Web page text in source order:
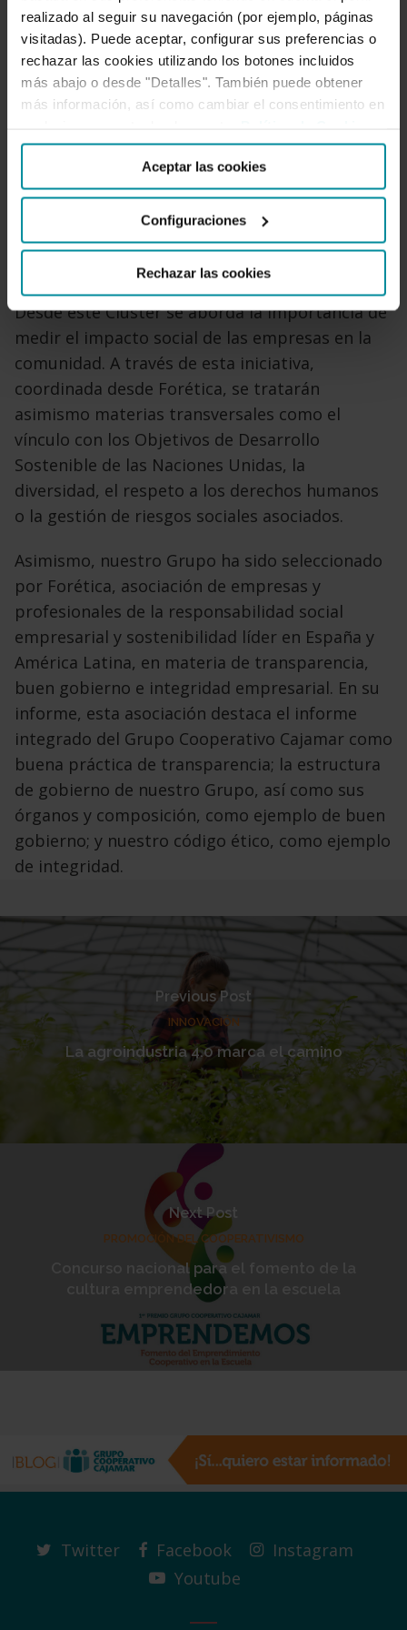
realizado al seguir su navegación (por ejemplo, páginas
visitadas). Puede aceptar, configurar sus preferencias o
rechazar las cookies utilizando los botones incluidos
más abajo o desde "Detalles". También puede obtener
más información, así como cambiar el consentimiento en
Aceptar las cookies
Configuraciones
Rechazar las cookies
Forética acaba de poner en marcha el
Desde este Clúster se aborda la importancia de
medir el impacto social de las empresas en la
comunidad. A través de esta iniciativa,
coordinada desde Forética, se tratarán
asimismo materias transversales como el
vínculo con los Objetivos de Desarrollo
Sostenible de las Naciones Unidas, la
diversidad, el respeto a los derechos humanos
o la gestión de riesgos sociales asociados.
Asimismo, nuestro Grupo ha sido seleccionado
por Forética, asociación de empresas y
profesionales de la responsabilidad social
empresarial y sostenibilidad líder en España y
América Latina, en materia de transparencia,
buen gobierno e integridad empresarial. En su
informe, esta asociación destaca el informe
integrado del Grupo Cooperativo Cajamar como
buena práctica de transparencia; la estructura
de gobierno de nuestro Grupo, así como sus
órganos y composición, como ejemplo de buen
gobierno; y nuestro código ético, como ejemplo
de integridad.
Previous Post
INNOVACIÓN
La agroindustria 4.0 marca el camino
Next Post
PROMOCIÓN DEL COOPERATIVISMO
Concurso nacional para el fomento de la
cultura emprendedora en la escuela
Twitter Facebook
Instagram
Youtube